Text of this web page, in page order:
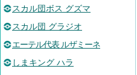
スカル団ボス グズマ
スカル団 グラジオ
エーテル代表 ルザミーネ
しまキング ハラ